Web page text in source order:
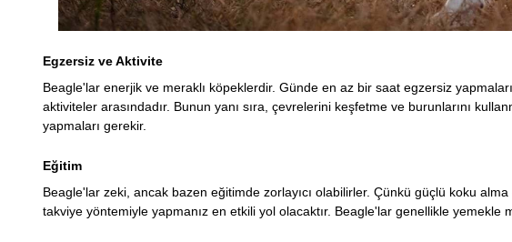
Egzersiz ve Aktivite
Beagle'lar enerjik ve meraklı köpeklerdir. Günde en az bir saat egzersiz
aktiviteler arasındadır. Bunun yanı sıra, çevrelerini keşfetme ve burunlarını
yapmaları gerekir.
Eğitim
Beagle'lar zeki, ancak bazen eğitimde zorlayıcı olabilirler. Çünkü güçlü koku
takviye yöntemiyle yapmanız en etkili yol olacaktır. Beagle'lar genellikle yemekle